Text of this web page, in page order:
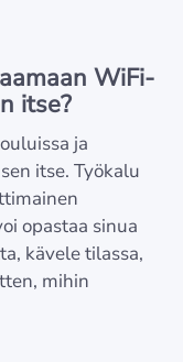
WiFi-
itse?
ja
itse. Työkalu
opastaa sinua
kävele tilassa,
mihin